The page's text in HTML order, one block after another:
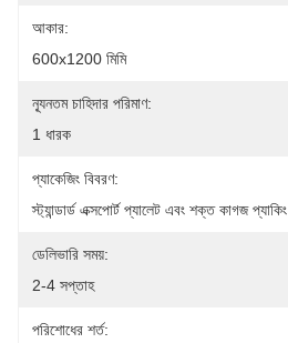
আকার:
600x1200 মিমি
ন্যূনতম চাহিদার পরিমাণ:
1 ধারক
প্যাকেজিং বিবরণ:
স্ট্যান্ডার্ড এক্সপোর্ট প্যালেট এবং শক্ত কাগজ প্যাকিং
ডেলিভারি সময়:
2-4 সপ্তাহ
পরিশোধের শর্ত: